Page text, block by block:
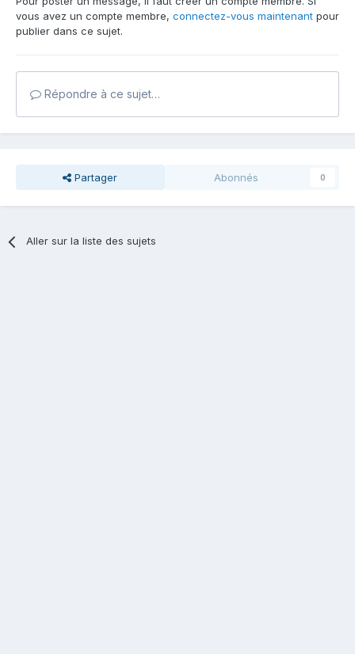
vous avez un compte membre, connectez-vous maintenant pour
publier dans ce sujet.
Répondre à ce sujet…
Partager Abonnés 0
Aller sur la liste des sujets